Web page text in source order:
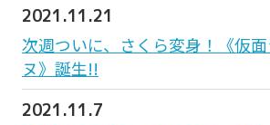
2021.11.21
次週ついに、さくら変身！《仮
ヌ》誕生!!
2021.11.7